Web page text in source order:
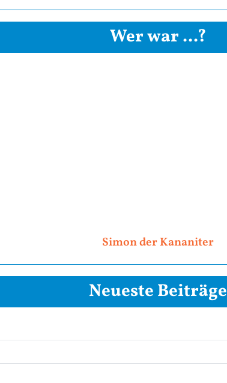
Wer war ...?
Simon der Kananiter
Neueste Beiträge